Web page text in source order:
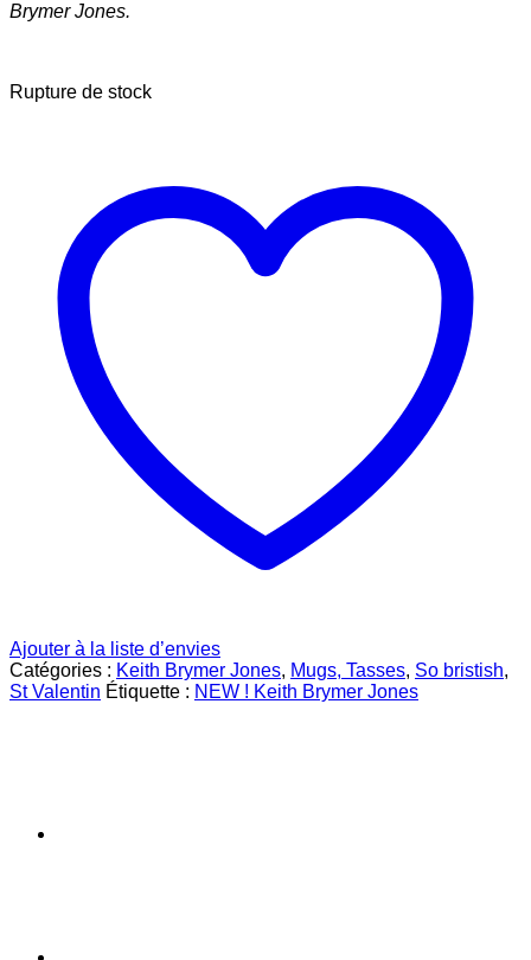
Brymer Jones.
Rupture de stock
Ajouter à la liste d’envies
Catégories : Keith Brymer Jones, Mugs, Tasses, So bristish,
St Valentin Étiquette : NEW ! Keith Brymer Jones